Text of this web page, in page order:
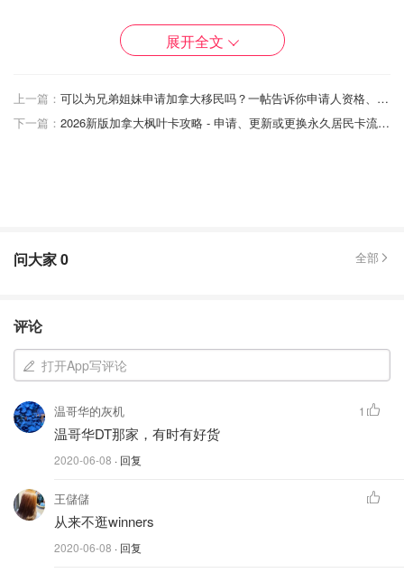
Winners每年只有一次的奢侈品打折，可能由于疫情影响，
今日起再次打折！这次折扣感觉比2月的折扣好一些。 原本
今天是去新开张的Nordstrom Rack，旁边就是Winners。进
展开全文
上一篇：
可以为兄弟姐妹申请加拿大移民吗？一帖告诉你申请人资格、申请流程和申请费！
下一篇：
2026新版加拿大枫叶卡攻略 - 申请、更新或更换永久居民卡流程、居住时间计算方式！
问大家0 全部
评论
打开App写评论
温哥华的灰机
温哥华DT那家，有时有好货
2020-06-08 · 回复
1
王儲儲
从来不逛winners
2020-06-08 · 回复